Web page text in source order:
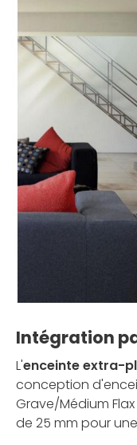
Intégration
L'enceinte extra-
conception
Grave/Médium
de 25 mm pour